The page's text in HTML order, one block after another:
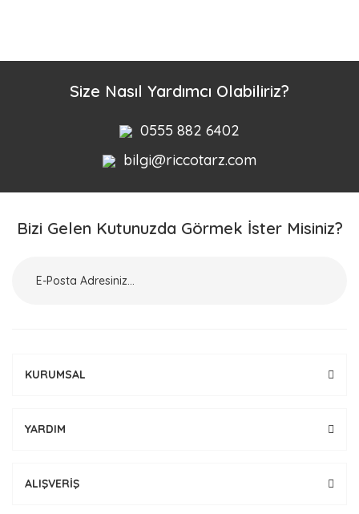
Size Nasıl Yardımcı Olabiliriz?
0555 882 6402
bilgi@riccotarz.com
Bizi Gelen Kutunuzda Görmek İster Misiniz?
KURUMSAL
YARDIM
ALIŞVERİŞ